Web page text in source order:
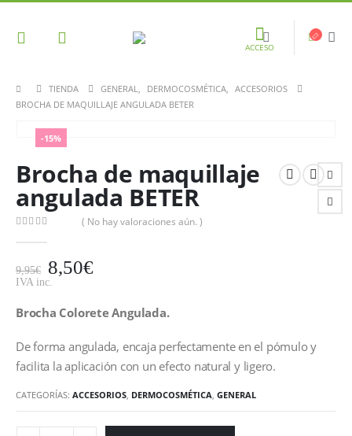
ACCESO
TIENDA GENERAL, DERMOCOSMÉTICA, ACCESORIOS
BROCHA DE MAQUILLAJE ANGULADA BETER
-15%
Brocha de maquillaje
angulada BETER
( No hay valoraciones aún. )
9,95€ 8,50€
IVA inc.
Brocha Colorete Angulada.
De forma angulada, encaja perfectamente en el pómulo y
facilita la aplicación con un efecto natural y ligero.
CATEGORÍAS: ACCESORIOS DERMOCOSMÉTICA GENERAL